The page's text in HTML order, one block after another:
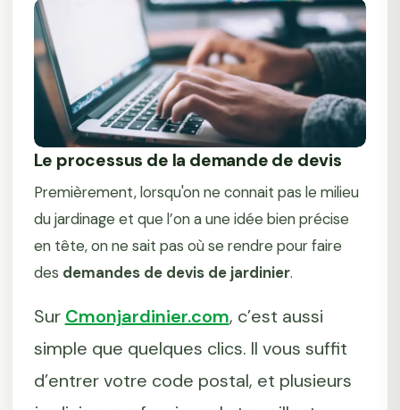
Le processus de la demande de devis
Premièrement, lorsqu'on ne connait pas le milieu
du jardinage et que l’on a une idée bien précise
en tête, on ne sait pas où se rendre pour faire
des demandes de devis de jardinier.
Sur Cmonjardinier.com, c’est aussi
simple que quelques clics. Il vous suffit
d’entrer votre code postal, et plusieurs